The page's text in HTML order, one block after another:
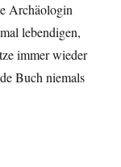
Archäologin
lebendigen,
immer wieder
Buch niemals